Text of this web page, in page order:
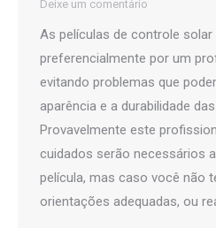
Deixe um comentário
As películas de controle solar
preferencialmente por um
evitando problemas que
aparência e a durabilidade
Provavelmente este
cuidados serão necessários
película, mas caso você não
orientações adequadas, ou